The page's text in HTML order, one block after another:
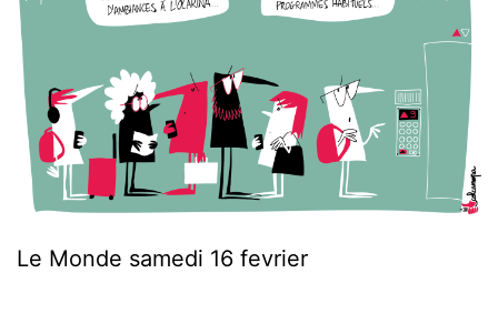
Le Monde samedi 16 fevrier